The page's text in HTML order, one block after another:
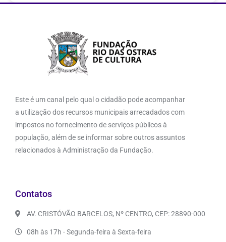
Este é um canal pelo qual o cidadão pode acompanhar
a utilização dos recursos municipais arrecadados com
impostos no fornecimento de serviços públicos à
população, além de se informar sobre outros assuntos
relacionados à Administração da Fundação.
Contatos
AV. CRISTÓVÃO BARCELOS, Nº CENTRO, CEP: 28890-000
08h às 17h - Segunda-feira à Sexta-feira